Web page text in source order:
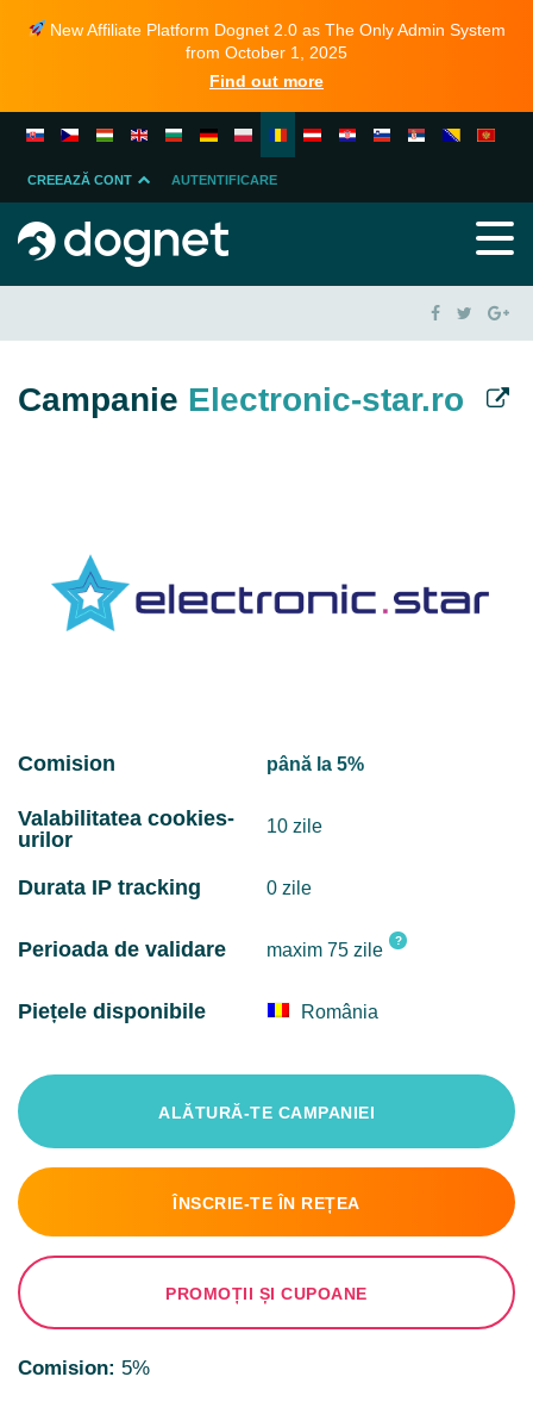
New Affiliate Platform Dognet 2.0 as The Only Admin System
from October 1, 2025
Find out more
CREEAZĂ CONT
ADVERTISER
AUTENTIFICARE
Campanie Electronic-star.ro
Comision până la 5%
Valabilitatea cookies-
urilor
10 zile
Durata IP tracking 0 zile
Perioada de validare maxim 75 zile ?
Piețele disponibile România
ALĂTURĂ-TE CAMPANIEI
ÎNSCRIE-TE ÎN REȚEA
PROMOȚII ȘI CUPOANE
Comision: 5%